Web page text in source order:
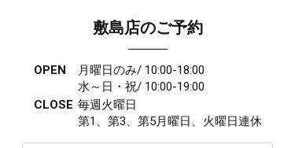
敷島店のご予約
OPEN
月曜日のみ/ 10:00-18:00
水～日・祝/ 10:00-19:00
CLOSE 毎週火曜日
第1、第3、第5月曜日、火曜日連休